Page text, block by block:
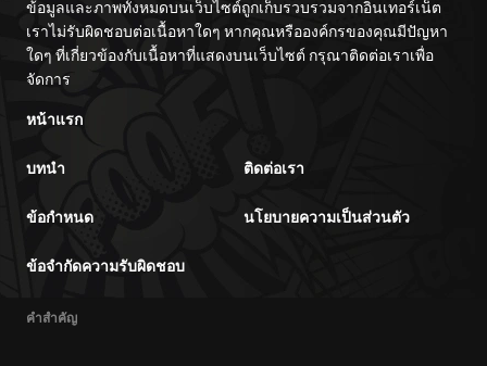
ข้อมูลและภาพทั้งหมดบนเว็บไซต์ถูกเก็บรวบรวมจากอินเทอร์เน็ต
เราไม่รับผิดชอบต่อเนื้อหาใดๆ หากคุณหรือองค์กรของคุณมีปัญหา
ใดๆ ที่เกี่ยวข้องกับเนื้อหาที่แสดงบนเว็บไซต์ กรุณาติดต่อเราเพื่อ
จัดการ
หน้าแรก
บทนำ ติดต่อเรา
ข้อกำหนด นโยบายความเป็นส่วนตัว
ข้อจำกัดความรับผิดชอบ
คำสำคัญ